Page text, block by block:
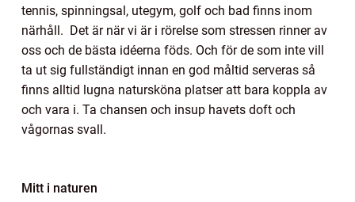
tennis, spinningsal, utegym, golf och bad finns inom
närhåll. Det är när vi är i rörelse som stressen rinner av
oss och de bästa idéerna föds. Och för de som inte vill
ta ut sig fullständigt innan en god måltid serveras så
finns alltid lugna natursköna platser att bara koppla av
och vara i. Ta chansen och insup havets doft och
vågornas svall.
Mitt i naturen